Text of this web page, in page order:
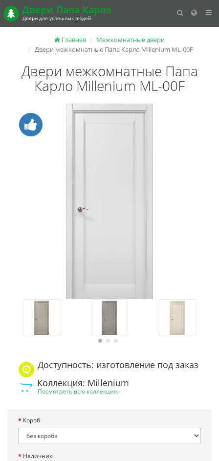
Двери Папа Карло
Двери для успешных людей
Главная
Межкомнатные двери
Двери межкомнатные Папа Карло Millenium ML-00F
Двери межкомнатные Папа
Карло Millenium ML-00F
Доступность: изготовление под заказ
Коллекция: Millenium
Посмотреть всю коллекцию
Короб
Наличник